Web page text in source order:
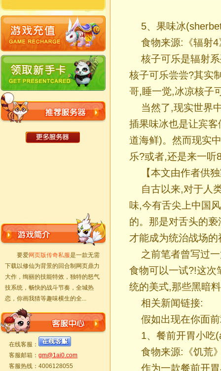
要爱网页版传奇私服是一款无需
下载以修仙为背景的回合制网页鼎力
大作，绚丽的技能特效，独特的怒气
技系统，畅快的战斗节奏，全城热
恋，你画我猜等趣味横生的全...
在线客服：
客服邮箱： gm@1ai0.com
客服热线：4006128055
5、果味冰
食物来源:《辐射4
核子可乐是辐射
核子可乐尝尝?其实
哥,睡一觉,冰凉核
当然了,现实世界
插果味冰也是让宾
道海鲜)。然而现实
乐?或者,还是来一听
【本文由作者供
自古以来,对于人
味,今有舌尖上中国
的。那是对舌头的
才能成为统治战场
之前笔者曾写过
食物可以一试?!这次
统的美式,那些黑暗
相关新闻链接:
假如出现在你面
1、餐前开胃小吃
食物来源:《饥荒
作为一款餐前开